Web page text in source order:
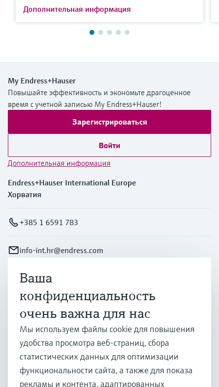
Дополнительная информация
My Endress+Hauser
Повышайте эффективность и экономьте драгоценное
время с учетной записью My Endress+Hauser!
Зарегистрироваться
Войти
Дополнительная информация
Endress+Hauser International Europe
Хорватия
+385 1 6591 783
info-int.hr@endress.com
Продукты и услуги
Отрасли
Поддержка
Ваша
конфиденциальность
очень важна для нас
Мы используем файлы cookie для повышения
удобства просмотра веб-страниц, сбора
статистических данных для оптимизации
функциональности сайта, а также для показа
рекламы и контента, адаптированных